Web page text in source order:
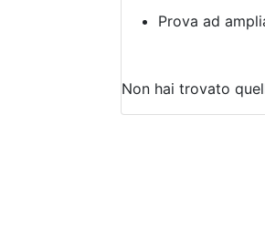
Prova ad
Non hai trovato